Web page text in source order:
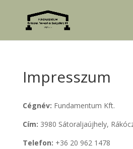
Impresszum
Cégnév: Fundamentum Kft.
Cím: 3980 Sátoraljaújhely,
Telefon: +36 20 962 1478